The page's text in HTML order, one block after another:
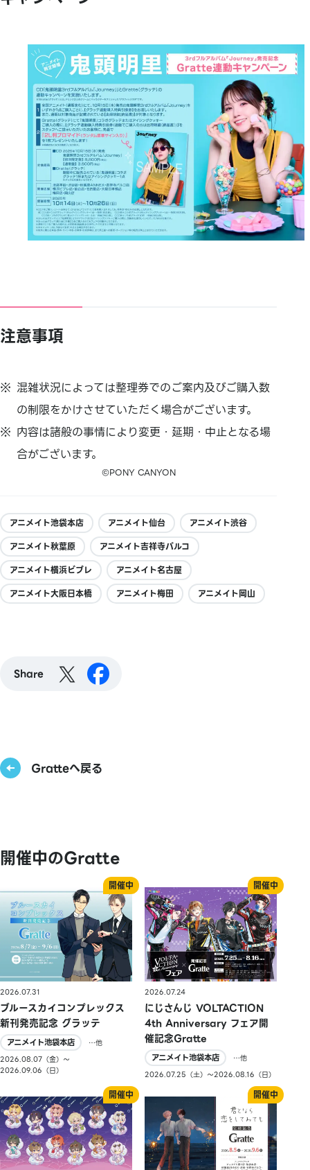
注意事項
混雑状況によっては整理券でのご案内及びご購入数
の制限をかけさせていただく場合がございます。
内容は諸般の事情により変更・延期・中止となる場
合がございます。
©PONY CANYON
アニメイト池袋本店 アニメイト仙台
アニメイト渋谷
アニメイト秋葉原
アニメイト吉祥寺パルコ
アニメイト横浜ビブレ
アニメイト名古屋
アニメイト大阪日本橋
アニメイト梅田 アニメイト岡山
Share
Gratteへ戻る
開催中のGratte
2026.07.31
ブルースカイコンプレックス
新刊発売記念 グラッテ
アニメイト池袋本店
…他
2026.08.07（金）〜
2026.09.06（日）
2026.07.24
にじさんじ VOLTACTION
4th Anniversary フェア開
催記念Gratte
アニメイト池袋本店
…他
2026.07.25（土）〜2026.08.16（日）